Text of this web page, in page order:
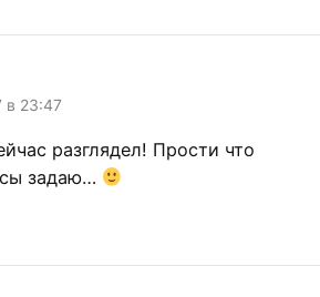
в 23:47
разглядел! Прости что
задаю…